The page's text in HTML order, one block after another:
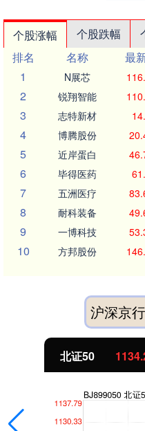
个股涨幅 个股跌幅
排名
名称 最
1
N展芯
2 锐翔智能
3 志特新材
4 博腾股份
5 近岸蛋白
6 毕得医药
7 五洲医疗
8 耐科装备
9 一博科技
10 方邦股份
沪深京
北证50